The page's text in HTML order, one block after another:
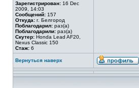
Зарегистрирован: 16 Dec
2009, 14:03
Сообщений: 157
Откуда: г. Белгород
Поблагодарил: раз(а)
Поблагодарили: раз(а)
Скутер: Honda Lead AF20,
Nexus Classic 150
Стаж: 6
Вернуться наверх